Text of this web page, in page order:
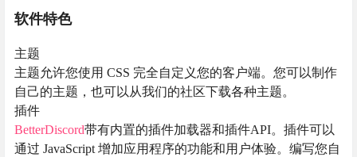
软件特色
主题
主题允许您使用 CSS 完全自定义您的客户端。您可以制作
自己的主题，也可以从我们的社区下载各种主题。
插件
BetterDiscord带有内置的插件加载器和插件API。插件可以
通过 JavaScript 增加应用程序的功能和用户体验。编写您自